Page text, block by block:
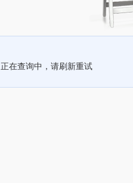
正在查询中，请刷新重试